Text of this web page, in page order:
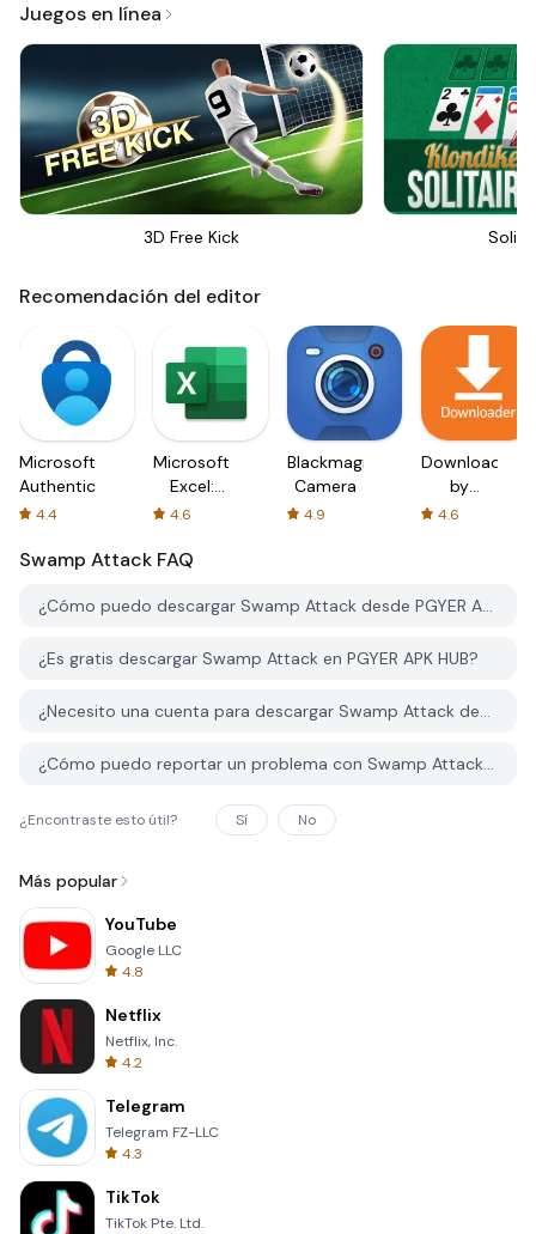
Juegos en línea
3D Free Kick
Recomendación del editor
Microsoft
Authenticator
4.4
Microsoft
Excel:
Spreadsheets
4.6
Blackmagic
Camera
4.9
Downloader
by
AFTVnews
4.6
Swamp Attack FAQ
¿Cómo puedo descargar Swamp Attack desde PGYER APK HUB?
¿Es gratis descargar Swamp Attack en PGYER APK HUB?
¿Necesito una cuenta para descargar Swamp Attack desde PGYER APK HUB?
¿Cómo puedo reportar un problema con Swamp Attack en PGYER APK HUB?
¿Encontraste esto útil? Sí No
Más popular
YouTube
Google LLC
4.8
Netflix
Netflix, Inc.
4.2
Telegram
Telegram FZ-LLC
4.3
TikTok
TikTok Pte. Ltd.